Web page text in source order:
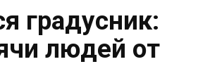
градусник:
людей от